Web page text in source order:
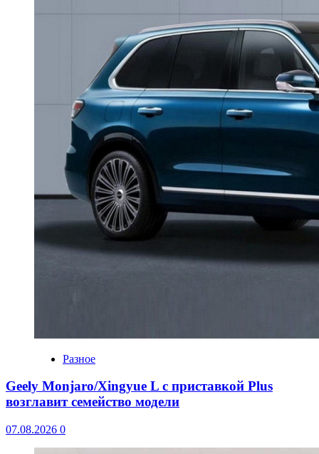
Разное
Geely Monjaro/Xingyue L с приставкой Plus
возглавит семейство модели
07.08.2026 0